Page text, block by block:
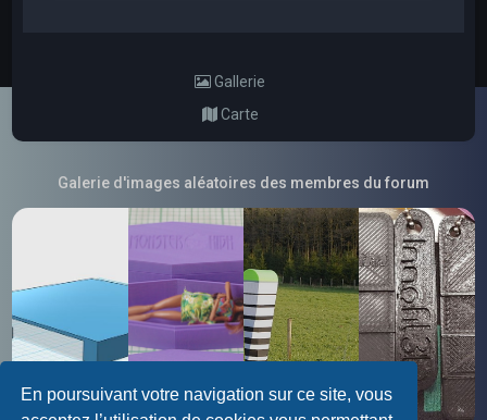
En poursuivant votre navigation sur ce site, vous
Gallerie
Carte
Galerie d'images aléatoires des membres du forum